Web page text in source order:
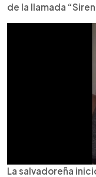
de la llamada
La salvadoreña